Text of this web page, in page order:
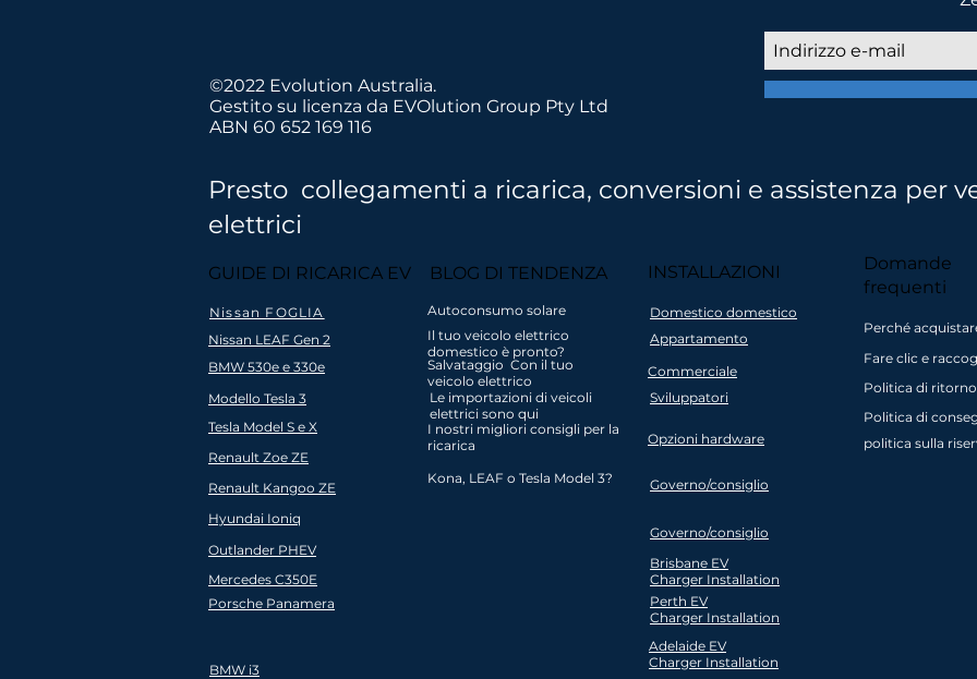
Crediamo in trasporti a basse emissioni per un
veloce e
Australia
(ordine
minimo $ 99)
dell'installazione
e Nuova Zelanda
conforme alla
Società di proprietà
australiana
pagamento a
per acquisti
supporto
e
veicoli
per i
©2022 Evolution Australia.
Gestito su licenza da EVOlution Group Pty Ltd
ABN 60 652 169 116
Presto collegamenti a ricarica, conversioni e assistenza per
elettrici
BLOG DI TENDENZA
Kona, LEAF o Tesla Model 3?
GUIDE DI RICARICA EV
Nissan FOGLIA
Nissan LEAF Gen 2
BMW 530e e 330e
Modello Tesla 3
Tesla Model S e X
Renault Zoe ZE
Renault Kangoo ZE
Hyundai Ioniq
Outlander PHEV
Mercedes C350E
Porsche Panamera
Autoconsumo solare
Il tuo veicolo elettrico
domestico è pronto?
Salvataggio Con il tuo
veicolo elettrico
Le importazioni di veicoli
elettrici sono qui
I nostri migliori consigli per la
ricarica
BMW i3
INSTALLAZIONI
Domestico domestico
Appartamento
Commerciale
Sviluppatori
Opzioni hardware
Governo/consiglio
Governo/consiglio
Brisbane EV
Charger Installation
Perth EV
Charger Installation
Adelaide EV
Charger Installation
Domande
frequenti
Perché
Fare clic e
Politica di ritorno
Politica di
politica sulla